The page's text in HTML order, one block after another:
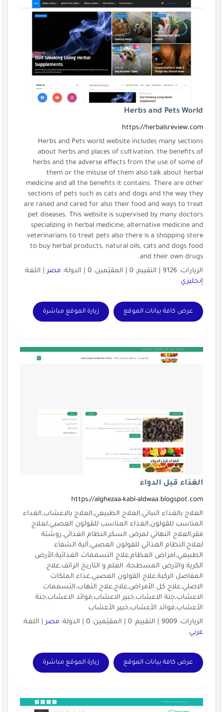
Herbs and Pets World
https://herbalsreview.com
Herbs and Pets world website includes many sections
about herbs and places of cultivation, the benefits of
herbs and the adverse effects from the use of some of
them or the misuse of them also talk about herbal
medicine and all the benefits it contains. There are other
sections of pets such as cats and dogs and the way they
are raised and cared for also their food and ways to treat
pet diseases. This website is supervised by many doctors
specializing in herbal medicine, alternative medicine and
veterinarians to treat pets also there is a shopping store
to buy herbal products, natural oils, cats and dogs food
and their own drugs.
الزيارات: 9126 | التقييم: 0 | المقيّمين: 0 | الدولة:
مصر| اللغة:
إنجليزي
عرض كافة بيانات الموقع زيارة الموقع مباشرة
الغذاء قبل الدواء
https://alghezaa-kabl-aldwaa.blogspot.com
العلاج بالغذاء النباتي,العلاج الطبيعي,العلاج بالاعشاب,الغذاء
المناسب للقولون,الغذاء المناسب للقولون العصبي,لعلاج
فقر,العلاج النهائي لمرض السكر,النظام الغذائي,روشتة
لعلاج,النظام الغذائي للقولون العصبي,آلية الشفاء
الطبيعي,امراض العظام,علاج التسممات الغذائية,الأرض
الكرية والأرض المسطحة، العلم و التاريخ الزائف,علاج
المفاصل الركبة,علاج القولون العصبي,غذاء الملكات
الاصلي,علاج كل الأمراض,علاج,علاج التهاب,التسممات
الاعشاب,جنة الاعشاب,خبير الاعشاب,فوائد الاعشاب,جنة
الأعشاب,فوائد الأعشاب,خبير الأعشاب
الزيارات: 9009 | التقييم: 0 | المقيّمين: 0 | الدولة:
مصر| اللغة:
عربي
عرض كافة بيانات الموقع زيارة الموقع مباشرة